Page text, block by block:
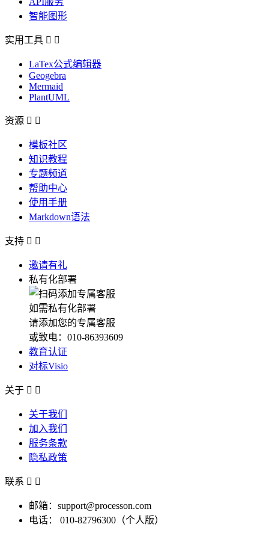
智能图形
实用工具  
LaTex公式编辑器
Geogebra
Mermaid
PlantUML
资源  
模板社区
知识教程
专题频道
帮助中心
使用手册
Markdown语法
支持  
邀请有礼
私有化部署
如需私有化部署
请添加您的专属客服
或致电：010-86393609
教育认证
对标Visio
关于  
关于我们
加入我们
服务条款
隐私政策
联系  
邮箱：support@processon.com
电话：
010-82796300（个人版）